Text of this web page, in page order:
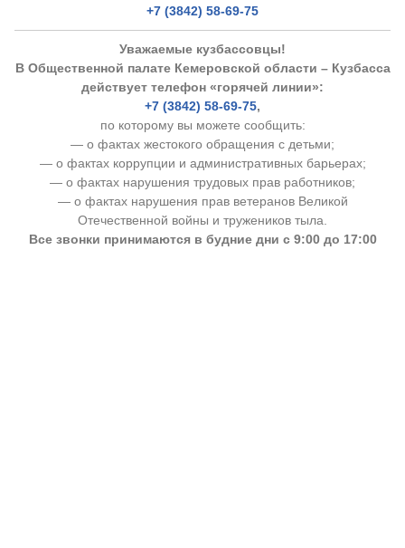
+7 (3842) 58-69-75
Уважаемые кузбассовцы!
В Общественной палате Кемеровской области – Кузбасса
действует телефон «горячей линии»:
+7 (3842) 58-69-75,
по которому вы можете сообщить:
— о фактах жестокого обращения с детьми;
— о фактах коррупции и административных барьерах;
— о фактах нарушения трудовых прав работников;
— о фактах нарушения прав ветеранов Великой
Отечественной войны и тружеников тыла.
Все звонки принимаются в будние дни с 9:00 до 17:00